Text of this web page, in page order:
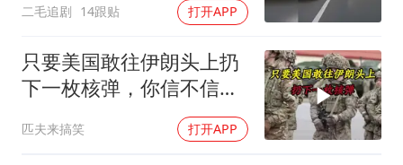
二毛追剧 14跟贴 打开APP
只要美国敢往伊朗头上扔
下一枚核弹，你信不信，
明天乌克兰就会灰飞烟灭
1
匹夫来搞笑 打开APP